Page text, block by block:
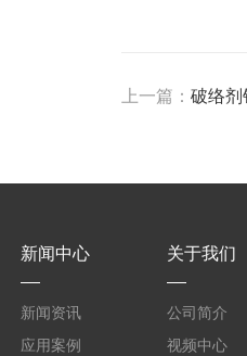
上一篇：破络剂
新闻中心
新闻资讯
应用案例
关于我们
公司简介
视频中心